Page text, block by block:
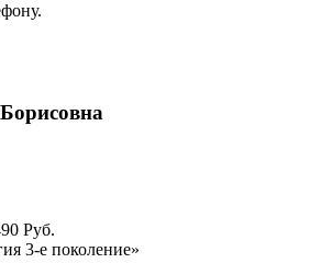
Руб.
3-е поколение»